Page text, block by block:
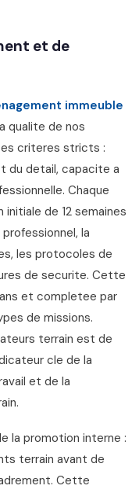
et de
immeuble
qualite de nos
criteres stricts :
du detail, capacite a
Chaque
de 12 semaines
la
les protocoles de
de securite. Cette
et completee par
de missions.
terrain est de
cle de la
et de la
la promotion interne :
terrain avant de
Cette